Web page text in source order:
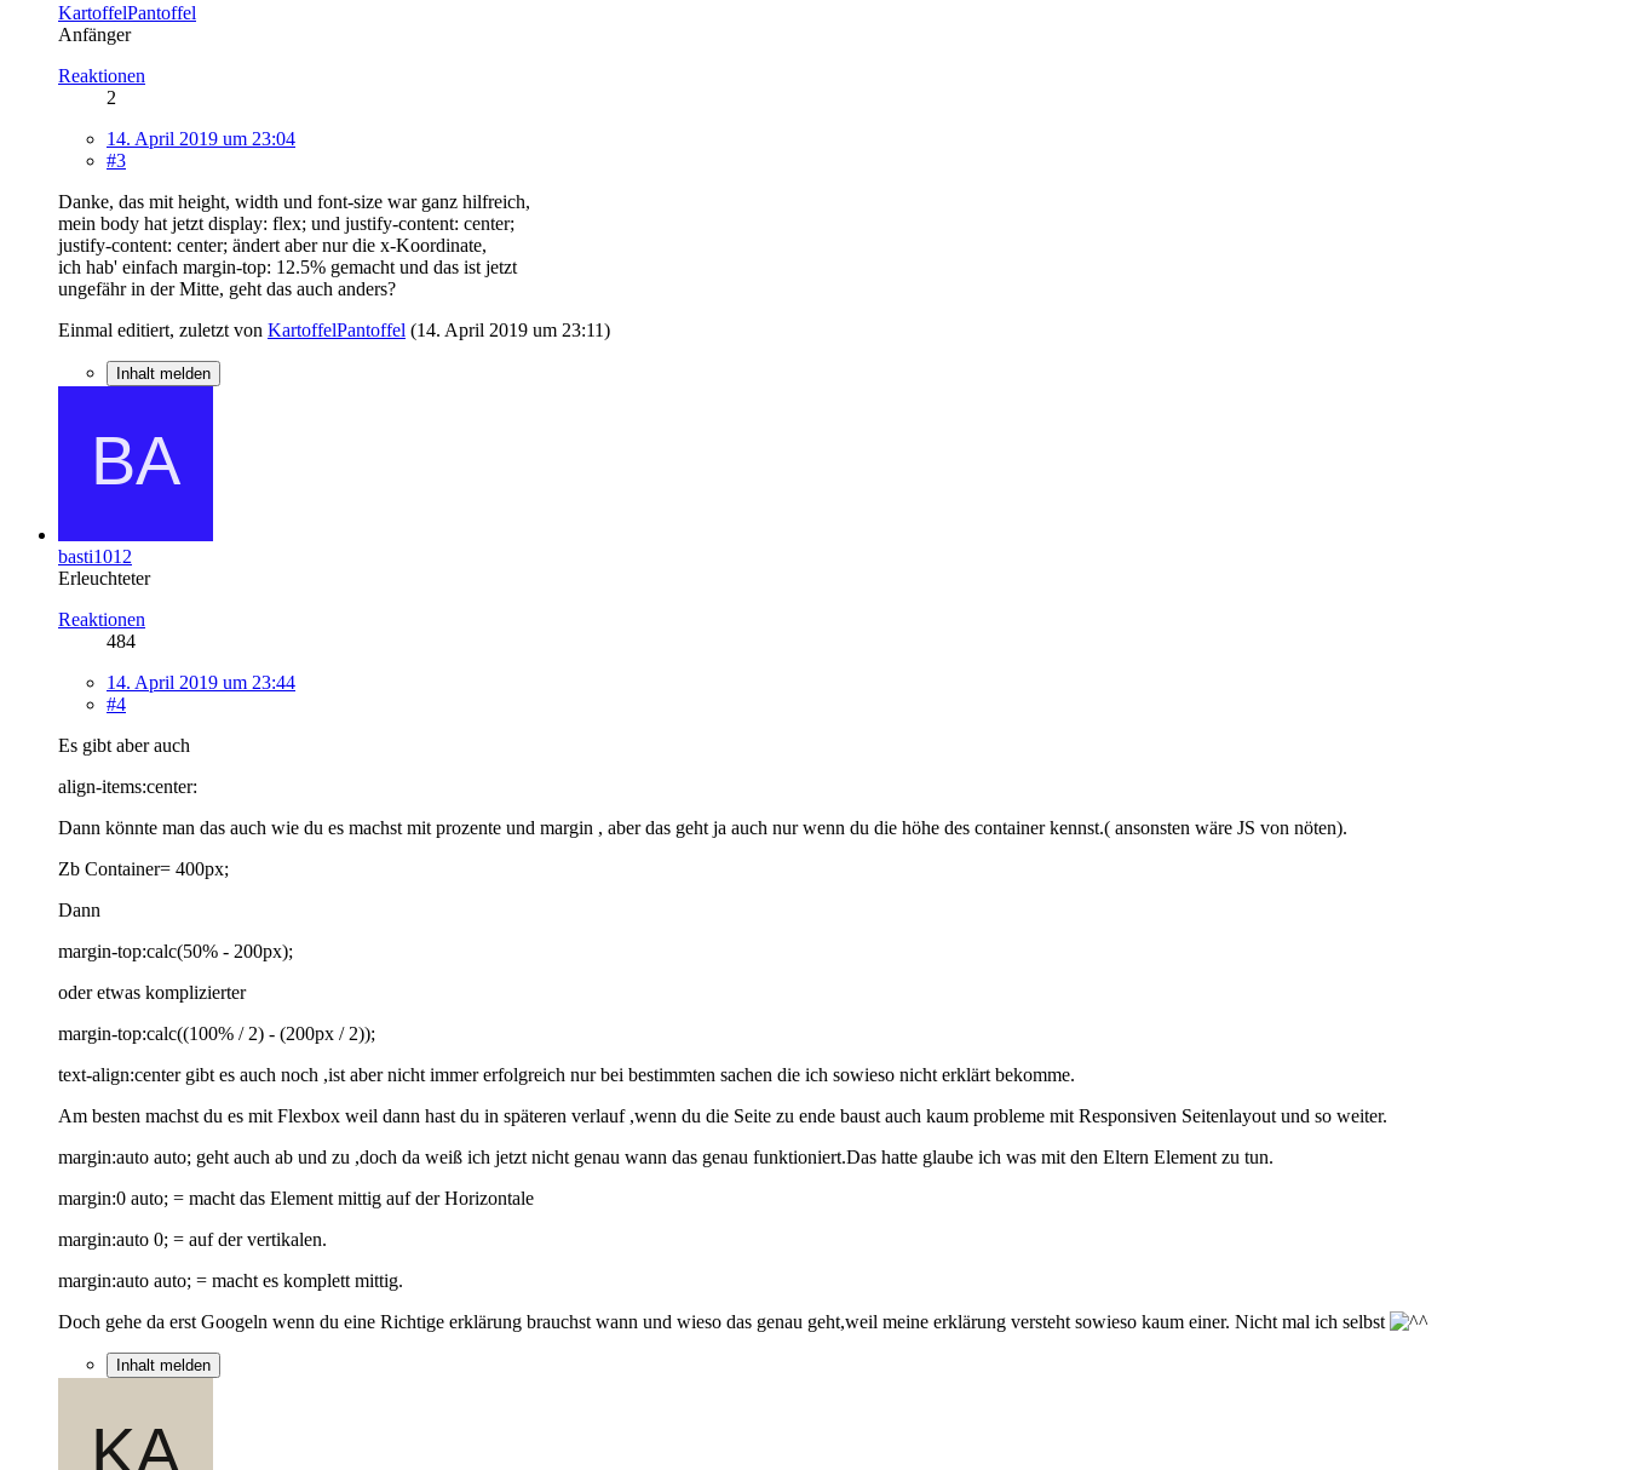
KartoffelPantoffel
Anfänger
Reaktionen
2
14. April 2019 um 23:04
#3
Danke, das mit height, width und font-size war ganz hilfreich,
mein body hat jetzt display: flex; und justify-content: center;
justify-content: center; ändert aber nur die x-Koordinate,
ich hab' einfach margin-top: 12.5% gemacht und das ist jetzt
ungefähr in der Mitte, geht das auch anders?
Einmal editiert, zuletzt von KartoffelPantoffel (14. April 2019 um 23:11)
Inhalt melden
basti1012
Erleuchteter
Reaktionen
484
14. April 2019 um 23:44
#4
Es gibt aber auch
align-items:center:
Dann könnte man das auch wie du es machst mit prozente und margin , aber das geht ja auch nur wenn du die höhe des container kennst.( ansonsten wäre JS von nöten).
Zb Container= 400px;
Dann
margin-top:calc(50% - 200px);
oder etwas komplizierter
margin-top:calc((100% / 2) - (200px / 2));
text-align:center gibt es auch noch ,ist aber nicht immer erfolgreich nur bei bestimmten sachen die ich sowieso nicht erklärt bekomme.
Am besten machst du es mit Flexbox weil dann hast du in späteren verlauf ,wenn du die Seite zu ende baust auch kaum probleme mit Responsiven Seitenlayout und so weiter.
margin:auto auto; geht auch ab und zu ,doch da weiß ich jetzt nicht genau wann das genau funktioniert.Das hatte glaube ich was mit den Eltern Element zu tun.
margin:0 auto; = macht das Element mittig auf der Horizontale
margin:auto 0; = auf der vertikalen.
margin:auto auto; = macht es komplett mittig.
Doch gehe da erst Googeln wenn du eine Richtige erklärung brauchst wann und wieso das genau geht,weil meine erklärung versteht sowieso kaum einer. Nicht mal ich selbst
Inhalt melden